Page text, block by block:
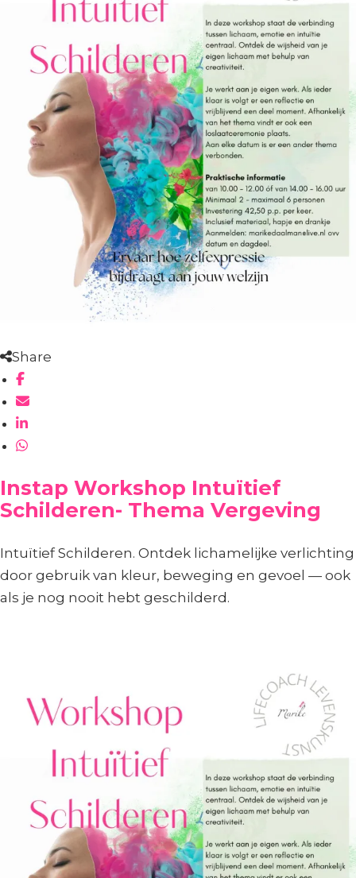
Share
Instap Workshop Intuïtief
Schilderen- Thema Vergeving
Intuïtief Schilderen. Ontdek lichamelijke verlichting
door gebruik van kleur, beweging en gevoel — ook
als je nog nooit hebt geschilderd.